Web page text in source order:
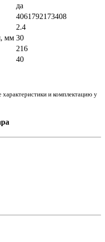
да
4061792173408
2.4
мм 30
216
40
и комплектацию у